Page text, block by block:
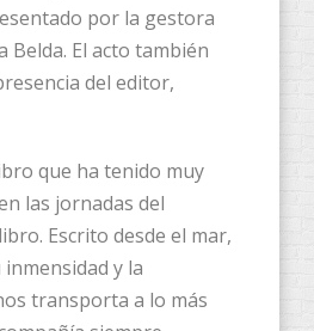
por la gestora
Belda. El acto también
del editor,
que ha tenido muy
las jornadas del
Escrito desde el mar,
y la
transporta a lo más